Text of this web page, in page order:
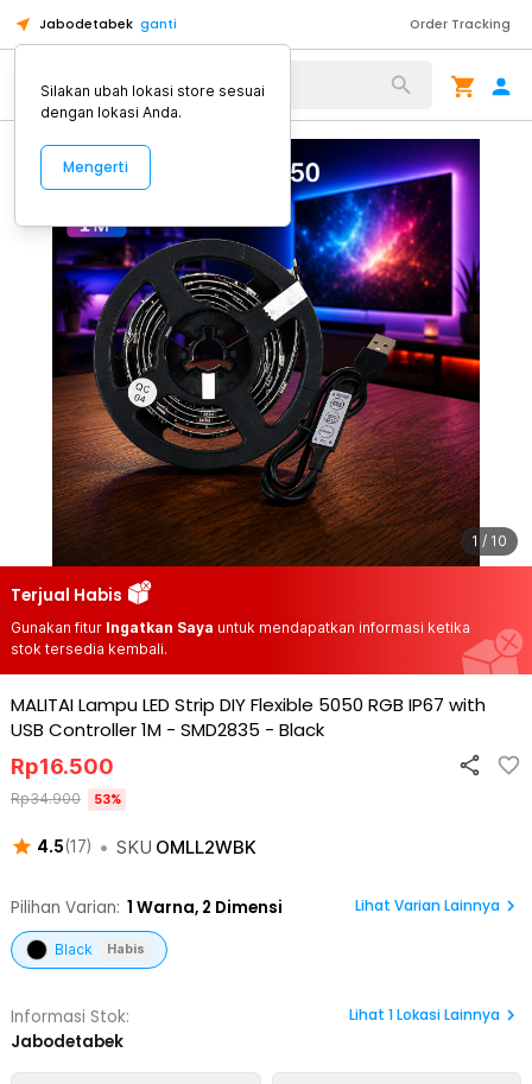
Jabodetabek ganti Order Tracking
Alat Kopi
1 / 10
Terjual Habis
Gunakan fitur Ingatkan Saya untuk mendapatkan informasi ketika
stok tersedia kembali.
MALITAI Lampu LED Strip DIY Flexible 5050 RGB IP67 with
USB Controller 1M - SMD2835 - Black
4.5(17) • SKU OMLL2WBK
Rp16.500
Rp34.900 53%
Pilihan Varian: 1 Warna, 2 Dimensi Lihat Varian Lainnya
Black Habis
Informasi Stok:
Jabodetabek
Lihat 1Lokasi Lainnya
Silakan ubah lokasi store sesuai
dengan lokasi Anda.
Mengerti